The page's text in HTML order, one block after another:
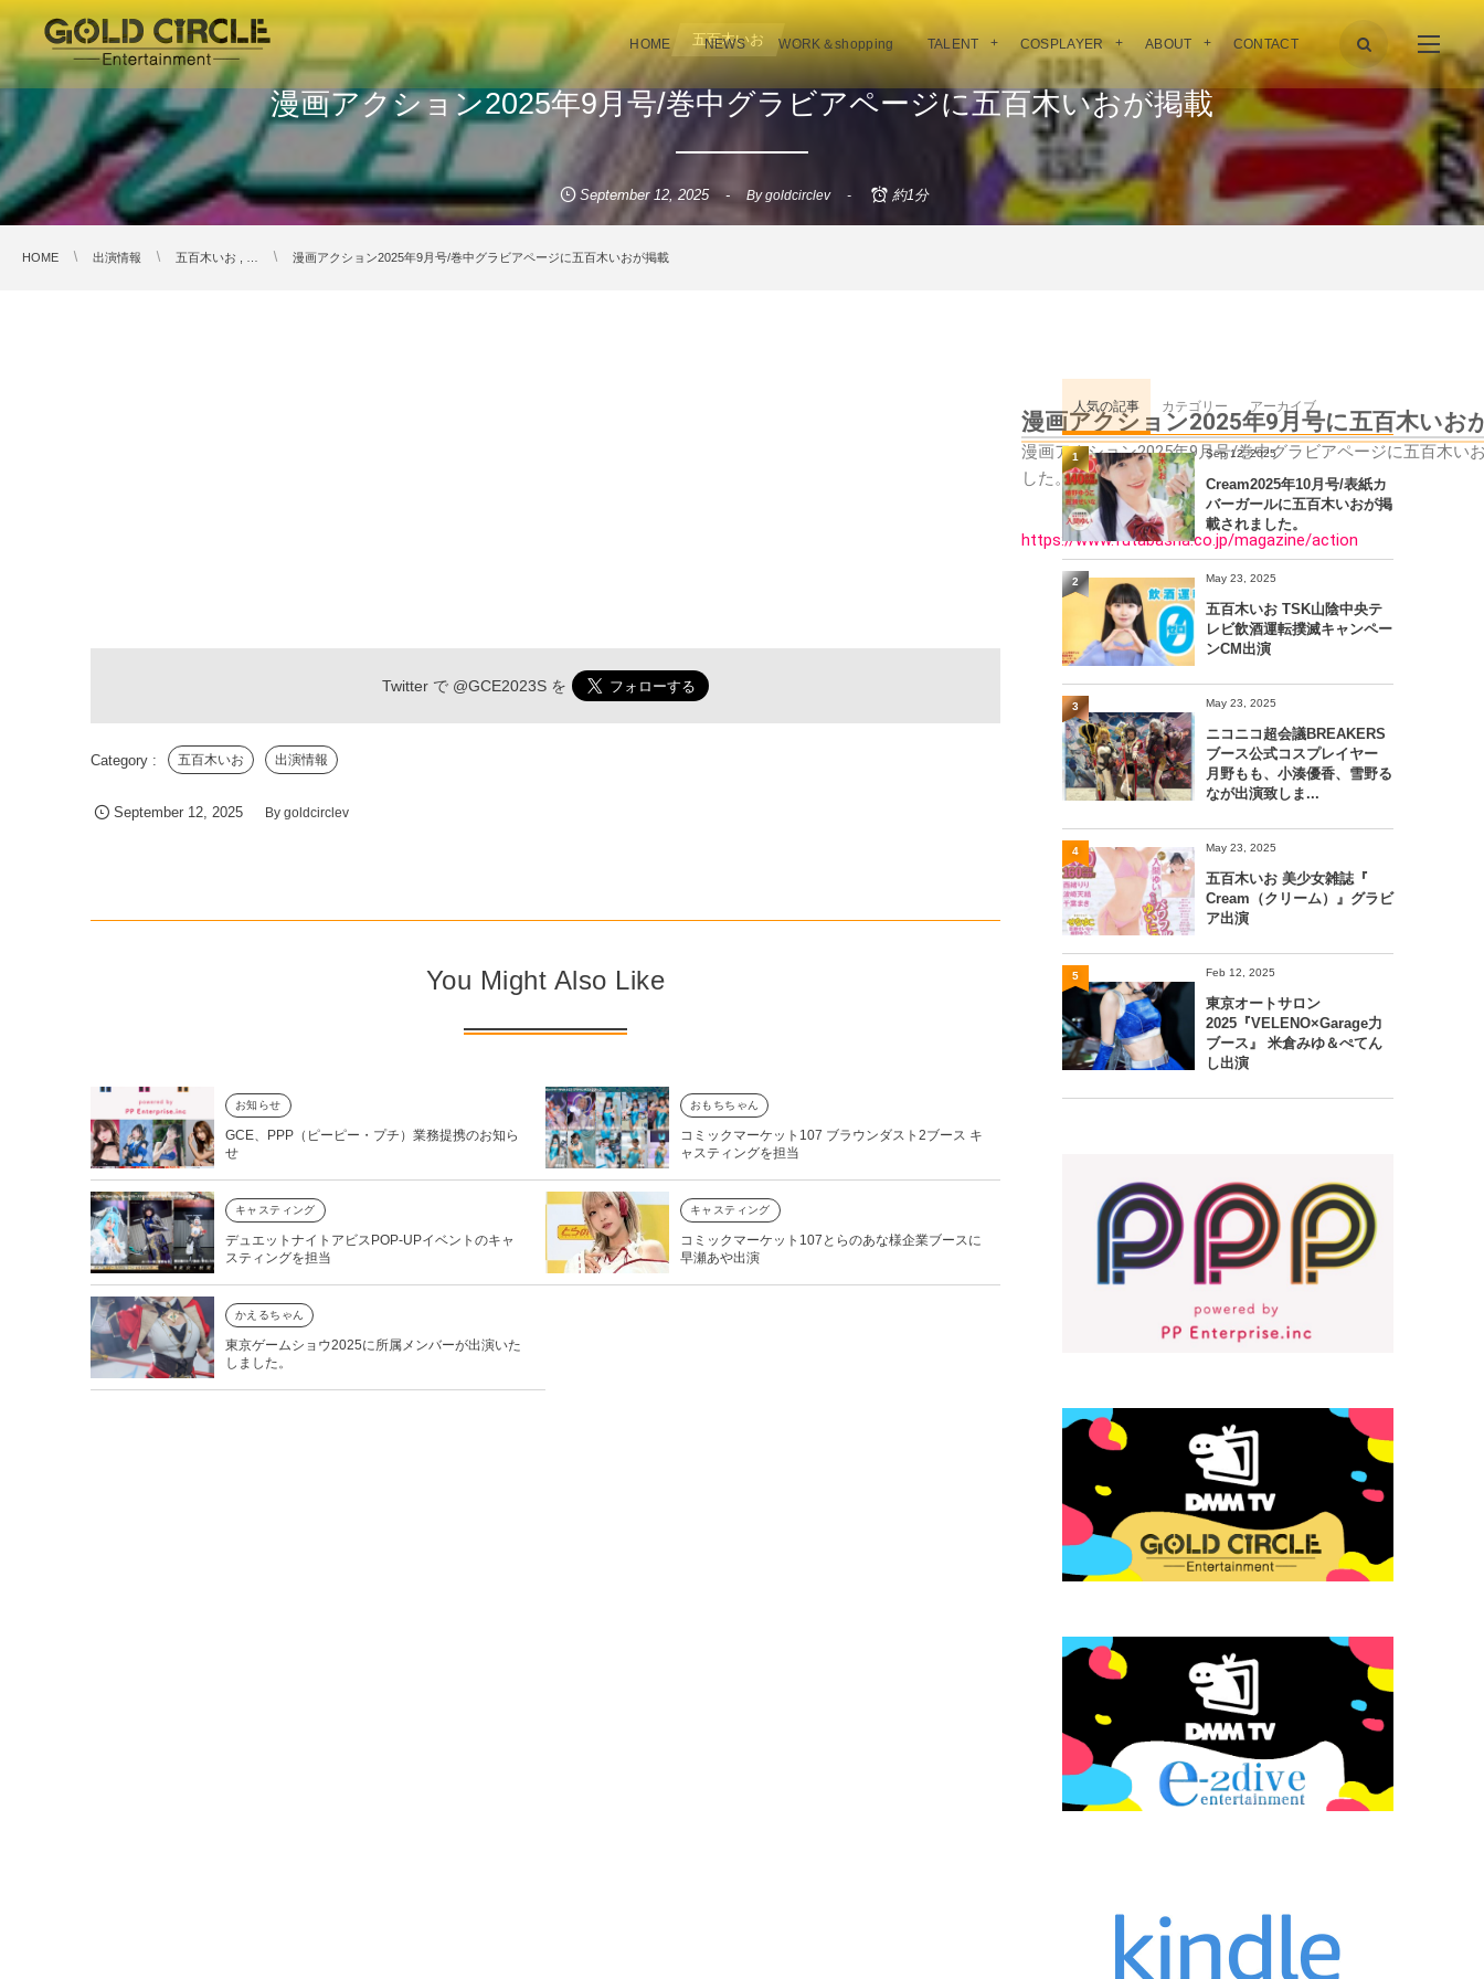
HOME NEWS WORK＆shopping TALENT COSPLAYER ABOUT CONTACT
五百木いお , …
漫画アクション2025年9月号/巻中グラビアページに五百木いおが掲載
September 12 2025 Bygoldcirclev 約1分
HOME 出演情報 五百木いお , … 漫画アクション2025年9月号/巻中グラビアページに五百木いおが掲載
漫画アクション2025年9月号に五百木いお
漫画アクション2025年9月号/巻中グラビアページに五百木い
した。
https://www.futabasha.co.jp/magazine/action
Twitter で @GCE2023S を
五百木いお 出演情報
September 12, 2025 By goldcirclev
You Might Also Like
お知らせ
GCE、PPP（ピーピー・プチ）業務提携のお知ら
せ
おもちちゃん
コミックマーケット107 ブラウンダスト2ブース キ
ャスティングを担当
キャスティング
デュエットナイトアビスPOP-UPイベントのキャ
スティングを担当
キャスティング
コミックマーケット107とらのあな様企業ブースに
早瀬あや出演
かえるちゃん
東京ゲームショウ2025に所属メンバーが出演いた
しました。
人気の記事 カテゴリー アーカイブ
Sep 12, 2025
Cream2025年10月号/表紙カ
バーガールに五百木いおが掲
載されました。
1
May 23, 2025
五百木いお TSK山陰中央テ
レビ飲酒運転撲滅キャンペー
ンCM出演
2
May 23, 2025
ニコニコ超会議BREAKERS
ブース公式コスプレイヤー
月野もも、小湊優香、雪野る
なが出演致しま...
3
May 23, 2025
五百木いお 美少女雑誌『
Cream（クリーム）』グラビ
ア出演
4
Feb 12, 2025
東京オートサロン
2025『VELENO×Garage力
ブース』 米倉みゆ＆ぺてん
し出演
5